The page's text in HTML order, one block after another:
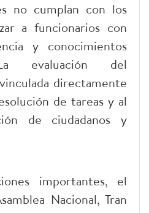
no cumplan con los
a funcionarios con
y conocimientos
La evaluación del
directamente
de tareas y al
de ciudadanos y
importantes, el
Nacional, Tran